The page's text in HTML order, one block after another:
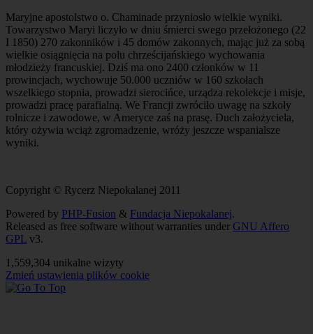
Maryjne apostolstwo o. Chaminade przyniosło wielkie wyniki.
Towarzystwo Maryi liczyło w dniu śmierci swego przełożonego (22
I 1850) 270 zakonników i 45 domów zakonnych, mając już za sobą
wielkie osiągnięcia na polu chrześcijańskiego wychowania
młodzieży francuskiej. Dziś ma ono 2400 członków w 11
prowincjach, wychowuje 50.000 uczniów w 160 szkołach
wszelkiego stopnia, prowadzi sierocińce, urządza rekolekcje i misje,
prowadzi pracę parafialną. We Francji zwróciło uwagę na szkoły
rolnicze i zawodowe, w Ameryce zaś na prasę. Duch założyciela,
który ożywia wciąż zgromadzenie, wróży jeszcze wspanialsze
wyniki.
Copyright © Rycerz Niepokalanej 2011
Powered by PHP-Fusion & Fundacja Niepokalanej.
Released as free software without warranties under GNU Affero
GPL v3.
1,559,304 unikalne wizyty
Zmień ustawienia plików cookie